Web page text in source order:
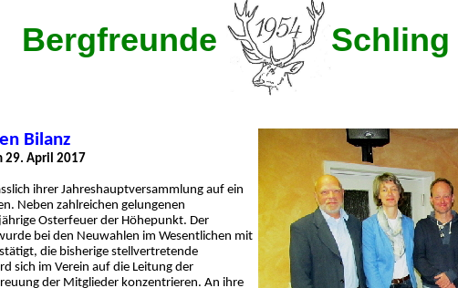
Bergfreunde Schling
Bilanz
29. April 2017
ihrer Jahreshauptversammlung auf ein
Neben zahlreichen gelungenen
Osterfeuer der Höhepunkt. Der
bei den Neuwahlen im Wesentlichen mit
die bisherige stellvertretende
sich im Verein auf die Leitung der
der Mitglieder konzentrieren. An ihre